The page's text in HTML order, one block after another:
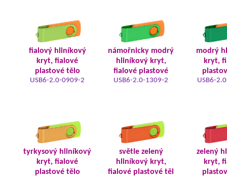
fialový hliníkový
kryt, fialové
plastové tělo
USB6-2.0-0909-2
námořnicky modrý
hliníkový kryt,
fialové plastové
USB6-2.0-1309-2
modrý
kryt,
USB6-
tyrkysový hliníkový
kryt, fialové
plastové tělo
světle zelený
hliníkový kryt,
fialové plastové těl
zelený
kryt,